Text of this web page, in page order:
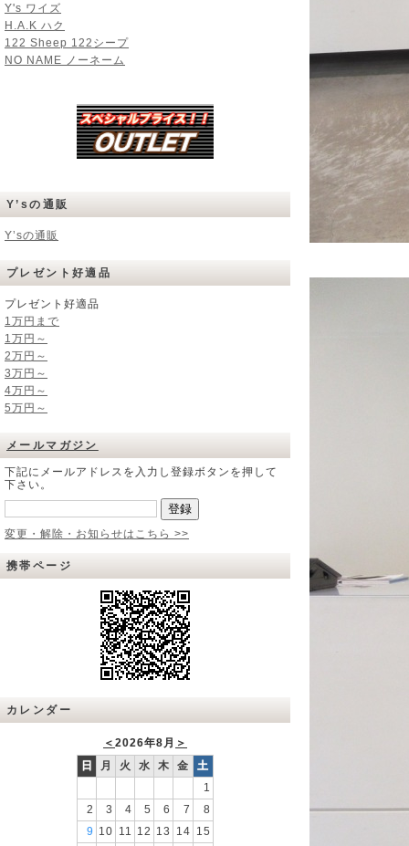
Y's ワイズ
H.A.K ハク
122 Sheep 122シープ
NO NAME ノーネーム
Y’sの通販
Y’sの通販
プレゼント好適品
プレゼント好適品
1万円まで
1万円～
2万円～
3万円～
4万円～
5万円～
メールマガジン
下記にメールアドレスを入力し登録ボタンを押して
下さい。
変更・解除・お知らせはこちら >>
携帯ページ
カレンダー
＜ 2026年8月 ＞
日
月 火 水 木 金
土
1
2
3 4 5 6 7
8
9 10 11 12 13 14 15